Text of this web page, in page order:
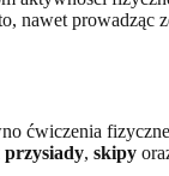
nawet prowadząc
ćwiczenia
przysiady, skipy